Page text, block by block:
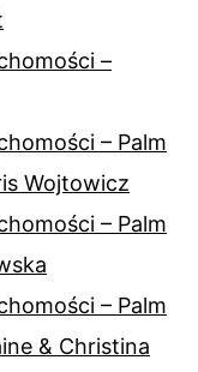
–
– Palm
Wojtowicz
– Palm
– Palm
& Christina